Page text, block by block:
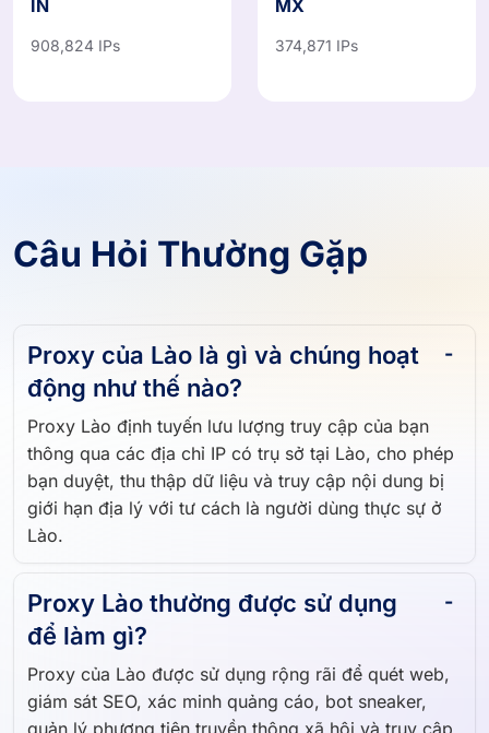
IN
908,824 IPs
MX
374,871 IPs
Câu Hỏi Thường Gặp
Proxy của Lào là gì và chúng hoạt
động như thế nào?
Proxy Lào định tuyến lưu lượng truy cập của bạn
thông qua các địa chỉ IP có trụ sở tại Lào, cho phép
bạn duyệt, thu thập dữ liệu và truy cập nội dung bị
giới hạn địa lý với tư cách là người dùng thực sự ở
Lào.
Proxy Lào thường được sử dụng
để làm gì?
Proxy của Lào được sử dụng rộng rãi để quét web,
giám sát SEO, xác minh quảng cáo, bot sneaker,
quản lý phương tiện truyền thông xã hội và truy cập